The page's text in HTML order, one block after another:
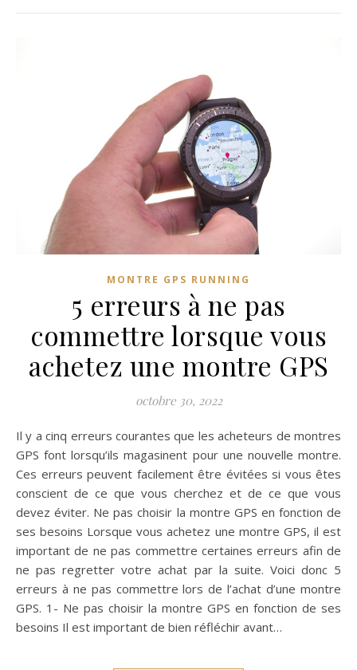
MONTRE GPS RUNNING
5 erreurs à ne pas
commettre lorsque vous
achetez une montre GPS
octobre 30, 2022
Il y a cinq erreurs courantes que les acheteurs de montres
GPS font lorsqu’ils magasinent pour une nouvelle montre.
Ces erreurs peuvent facilement être évitées si vous êtes
conscient de ce que vous cherchez et de ce que vous
devez éviter. Ne pas choisir la montre GPS en fonction de
ses besoins Lorsque vous achetez une montre GPS, il est
important de ne pas commettre certaines erreurs afin de
ne pas regretter votre achat par la suite. Voici donc 5
erreurs à ne pas commettre lors de l’achat d’une montre
GPS. 1- Ne pas choisir la montre GPS en fonction de ses
besoins Il est important de bien réfléchir avant…